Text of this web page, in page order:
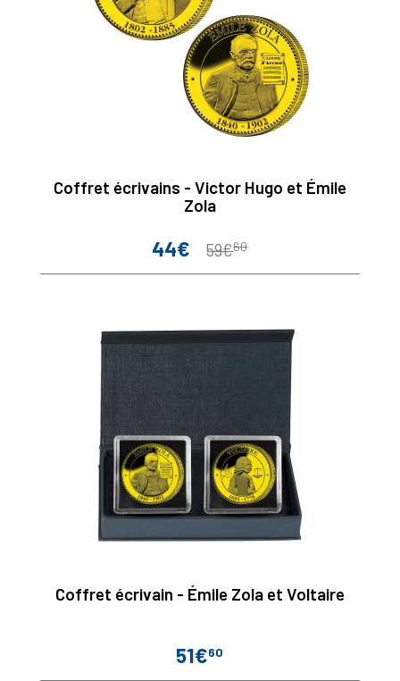
Coffret écrivains - Victor Hugo et Émile
Zola
Prix
44€
Prix
59€60
Coffret écrivain - Émile Zola et Voltaire
Prix
51€60